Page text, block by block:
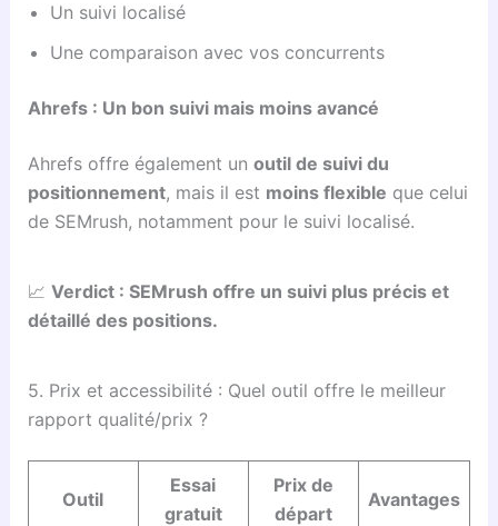
Un suivi localisé
Une comparaison avec vos concurrents
Ahrefs : Un bon suivi mais moins avancé
Ahrefs offre également un outil de suivi du
positionnement, mais il est moins flexible que celui
de SEMrush, notamment pour le suivi localisé.
📈 Verdict : SEMrush offre un suivi plus précis et
détaillé des positions.
5. Prix et accessibilité : Quel outil offre le meilleur
rapport qualité/prix ?
Outil
Essai
gratuit
Prix de
départ
Avantages